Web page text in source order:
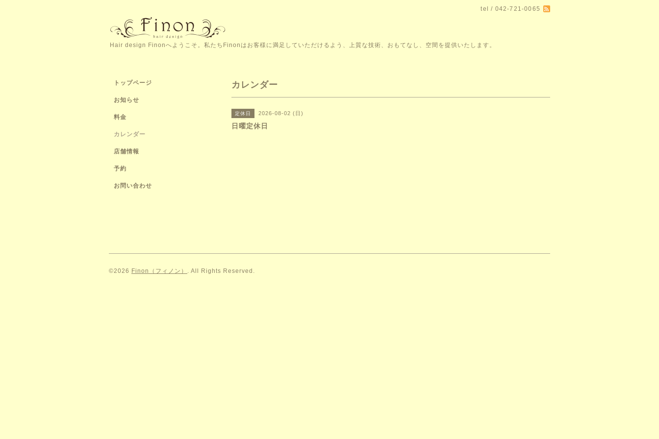
tel / 042-721-0065
Hair design Finonへようこそ。私たちFinonはお客様に満足していただけるよう、上質な技術、おもてなし、空間を提供いたします。
カレンダー
定休日 2026-08-02 (日)
日曜定休日
トップページ
お知らせ
料金
カレンダー
店舗情報
予約
お問い合わせ
©2026 Finon（フィノン） . All Rights Reserved.